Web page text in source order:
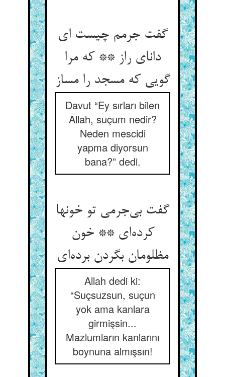
گفت جرمم چیست ای
دانای راز ** که مرا
گویی که مسجد را مساز
Davut “Ey sırları bilen
Allah, suçum nedir?
Neden mescidi
yapma diyorsun
bana?” dedi.
گفت بی‌جرمی تو خونها
کرده‌ای ** خون
مظلومان بگردن برده‌ای
Allah dedi ki:
“Suçsuzsun, suçun
yok ama kanlara
girmişsin...
Mazlumların kanlarını
boynuna almışsın!